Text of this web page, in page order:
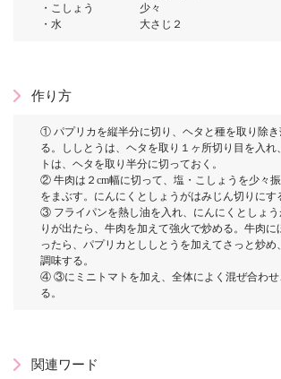
・こしょう 少々
・水 大さじ２
作り方
① パプリカを縦半分に切り、ヘタと種を取り除
る。ししとうは、ヘタを取り１ヶ所切り目を入れ
トは、ヘタを取り半分に切っておく。
② 牛肉は２cm幅に切って、塩・こしょうを少々
をまぶす。にんにくとしょうがはみじん切りにす
③ フライパンを熱し油を入れ、にんにくとしょ
りが出たら、牛肉を加えて強火で炒める。牛肉に
ったら、パプリカとししとうを加えてさっと炒め
調味する。
④ ③にミニトマトを加え、全体によく混ぜ合わせ
る。
関連ワード